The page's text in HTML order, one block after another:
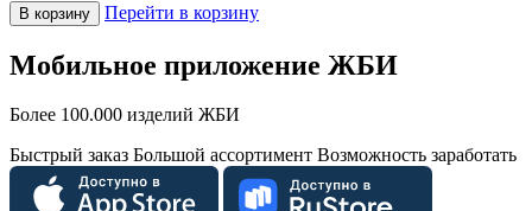
В корзину Перейти в корзину
Мобильное приложение ЖБИ
Более 100.000 изделий ЖБИ
Быстрый заказ Большой ассортимент Возможность заработать